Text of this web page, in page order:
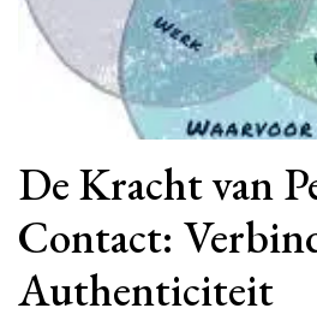
De Kracht van
Contact:
Authenticiteit